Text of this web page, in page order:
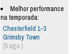
Melhor performance
na temporada:
Chesterfield 1-3
Grimsby Town
(5 ago.)